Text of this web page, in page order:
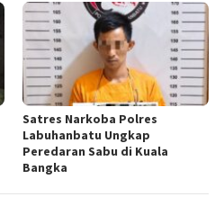
Satres Narkoba Polres
Labuhanbatu Ungkap
Peredaran Sabu di Kuala
Bangka